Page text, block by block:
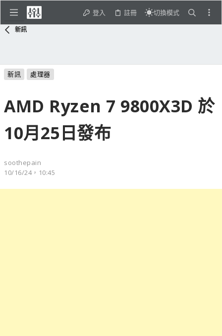
登入 註冊 切換模式
新訊
新訊 處理器
AMD Ryzen 7 9800X3D 於
10月25日發布
soothepain
10/16/24，10:45